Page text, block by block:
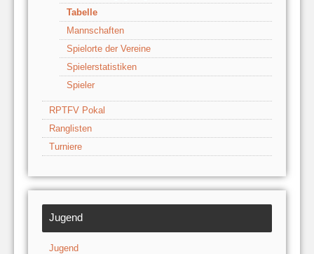
Tabelle
Mannschaften
Spielorte der Vereine
Spielerstatistiken
Spieler
RPTFV Pokal
Ranglisten
Turniere
Jugend
Jugend